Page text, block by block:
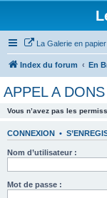
La Galerie en papier
Index du forum En
APPEL A
Vous n’avez pas les
CONNEXION •
Nom d’utilisateur :
Mot de passe :